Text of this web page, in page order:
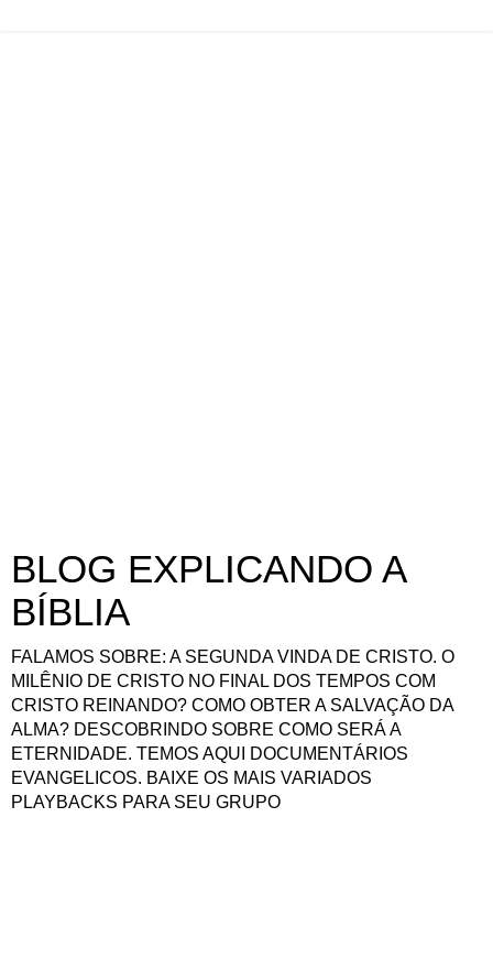
BLOG EXPLICANDO A
BÍBLIA
FALAMOS SOBRE: A SEGUNDA VINDA DE CRISTO. O
MILÊNIO DE CRISTO NO FINAL DOS TEMPOS COM
CRISTO REINANDO? COMO OBTER A SALVAÇÃO DA
ALMA? DESCOBRINDO SOBRE COMO SERÁ A
ETERNIDADE. TEMOS AQUI DOCUMENTÁRIOS
EVANGELICOS. BAIXE OS MAIS VARIADOS
PLAYBACKS PARA SEU GRUPO